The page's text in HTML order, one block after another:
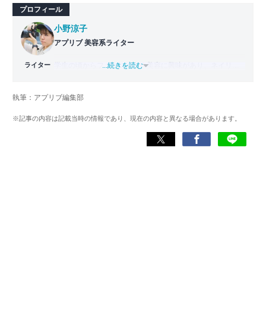
プロフィール
ライター
小野涼子
アプリブ 美容系ライター
学生の頃からファッションや美容に興味があり、ネイリス
たため、アパレル系ECサイトのライターを経験。アプリブ
の美容トレンドに特化したライターとして活躍している。
現在は美容の知識を活かして、自撮りアプリ
...続きを読む
執筆：アプリブ編集部
※記事の内容は記載当時の情報であり、現在の内容と異なる場合があります。